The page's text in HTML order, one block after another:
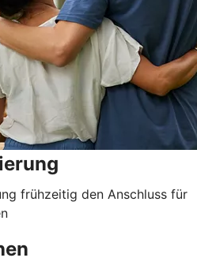
frühzeitig den Anschluss für